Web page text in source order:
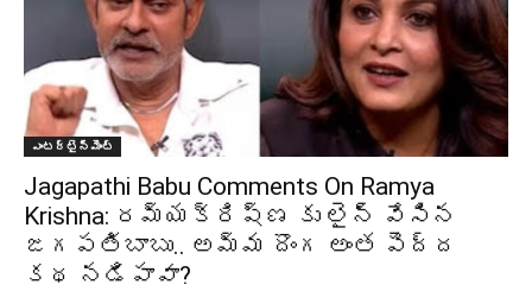
ఎంటర్టైన్మెంట్
Jagapathi Babu Comments On Ramya
Krishna: రమ్యక్రిష్ణ కు లైన్ వేసిన
జగపతిబాబు.. అమ్మ దొంగ అంత పెద్ద
కథ నడిపావా?